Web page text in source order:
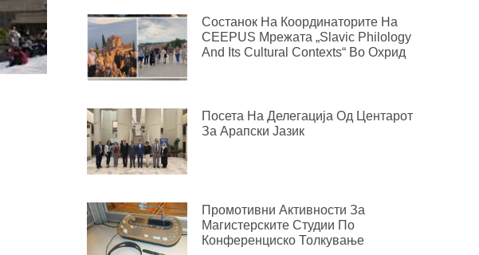
Состанок На Координаторите На
CEEPUS Мрежата „Slavic Philology
And Its Cultural Contexts“ Во Охрид
Посета На Делегација Од Центарот
За Арапски Јазик
Промотивни Активности За
Магистерските Студии По
Конференциско Толкување